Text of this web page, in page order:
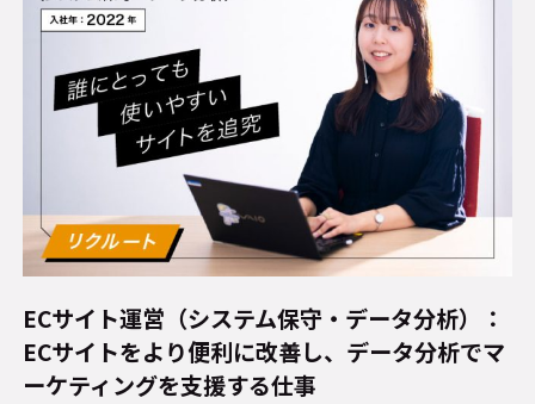
ECサイト運営（システム保守・データ分析）：
ECサイトをより便利に改善し、データ分析でマ
ーケティングを支援する仕事